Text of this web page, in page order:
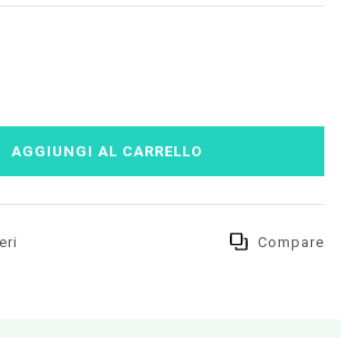
en.products.product.decrease
missing:
AGGIUNGI AL CARRELLO
Compare